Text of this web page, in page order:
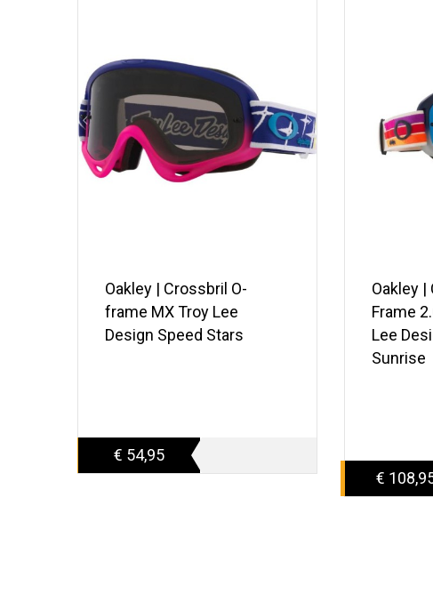
Oakley | Crossbril O-
frame MX Troy Lee
Design Speed Stars
€ 54,95
Oakley |
Frame
Lee
Sunrise
€